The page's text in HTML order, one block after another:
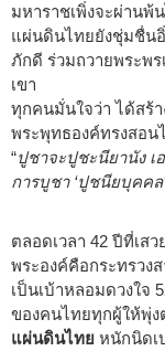
มหาราชเพิ่งจะผ่านพ้
แผ่นดินไทยยังชุ่มชื่น
ภักดี ร่วมถวายพระพ
เขา
ทุกคนมั่นใจว่า ได้สร้
พระพุทธองค์ทรงสอน
“ปูชาจะปูชะนียานัง
การบูชา ‘ปูชนียบุคคล
ตลอดเวลา 42 ปีที่เส
พระองค์คือกระทรว
เป็นเบ้าหลอมดวงใจ
ของคนไทยทุกผู้ให้พุ่ง
แผ่นดินไทย หนักนิดเ